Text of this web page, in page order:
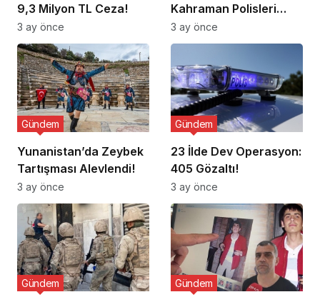
9,3 Milyon TL Ceza!
3 ay önce
Kahraman Polisleri
Ziyaret Etti
3 ay önce
Yunanistan’da Zeybek
Tartışması Alevlendi!
Gündem
3 ay önce
23 İlde Dev Operasyon:
405 Gözaltı!
Gündem
3 ay önce
Gündem Gündem